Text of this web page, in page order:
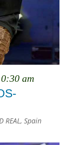
am
REAL, Spain